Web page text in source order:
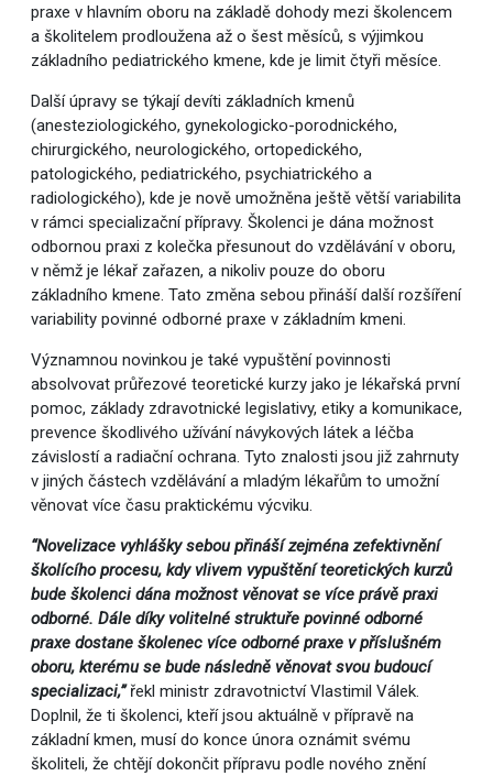
praxe v hlavním oboru na základě dohody mezi školencem
a školitelem prodloužena až o šest měsíců, s výjimkou
základního pediatrického kmene, kde je limit čtyři měsíce.
Další úpravy se týkají devíti základních kmenů
(anesteziologického, gynekologicko-porodnického,
chirurgického, neurologického, ortopedického,
patologického, pediatrického, psychiatrického a
radiologického), kde je nově umožněna ještě větší variabilita
v rámci specializační přípravy. Školenci je dána možnost
odbornou praxi z kolečka přesunout do vzdělávání v oboru,
v němž je lékař zařazen, a nikoliv pouze do oboru
základního kmene. Tato změna sebou přináší další rozšíření
variability povinné odborné praxe v základním kmeni.
Významnou novinkou je také vypuštění povinnosti
absolvovat průřezové teoretické kurzy jako je lékařská první
pomoc, základy zdravotnické legislativy, etiky a komunikace,
prevence škodlivého užívání návykových látek a léčba
závislostí a radiační ochrana. Tyto znalosti jsou již zahrnuty
v jiných částech vzdělávání a mladým lékařům to umožní
věnovat více času praktickému výcviku.
“Novelizace vyhlášky sebou přináší zejména zefektivnění
školícího procesu, kdy vlivem vypuštění teoretických kurzů
bude školenci dána možnost věnovat se více právě praxi
odborné. Dále díky volitelné struktuře povinné odborné
praxe dostane školenec více odborné praxe v příslušném
oboru, kterému se bude následně věnovat svou budoucí
specializaci,”řekl ministr zdravotnictví Vlastimil Válek.
Doplnil, že ti školenci, kteří jsou aktuálně v přípravě na
základní kmen, musí do konce února oznámit svému
školiteli, že chtějí dokončit přípravu podle nového znění